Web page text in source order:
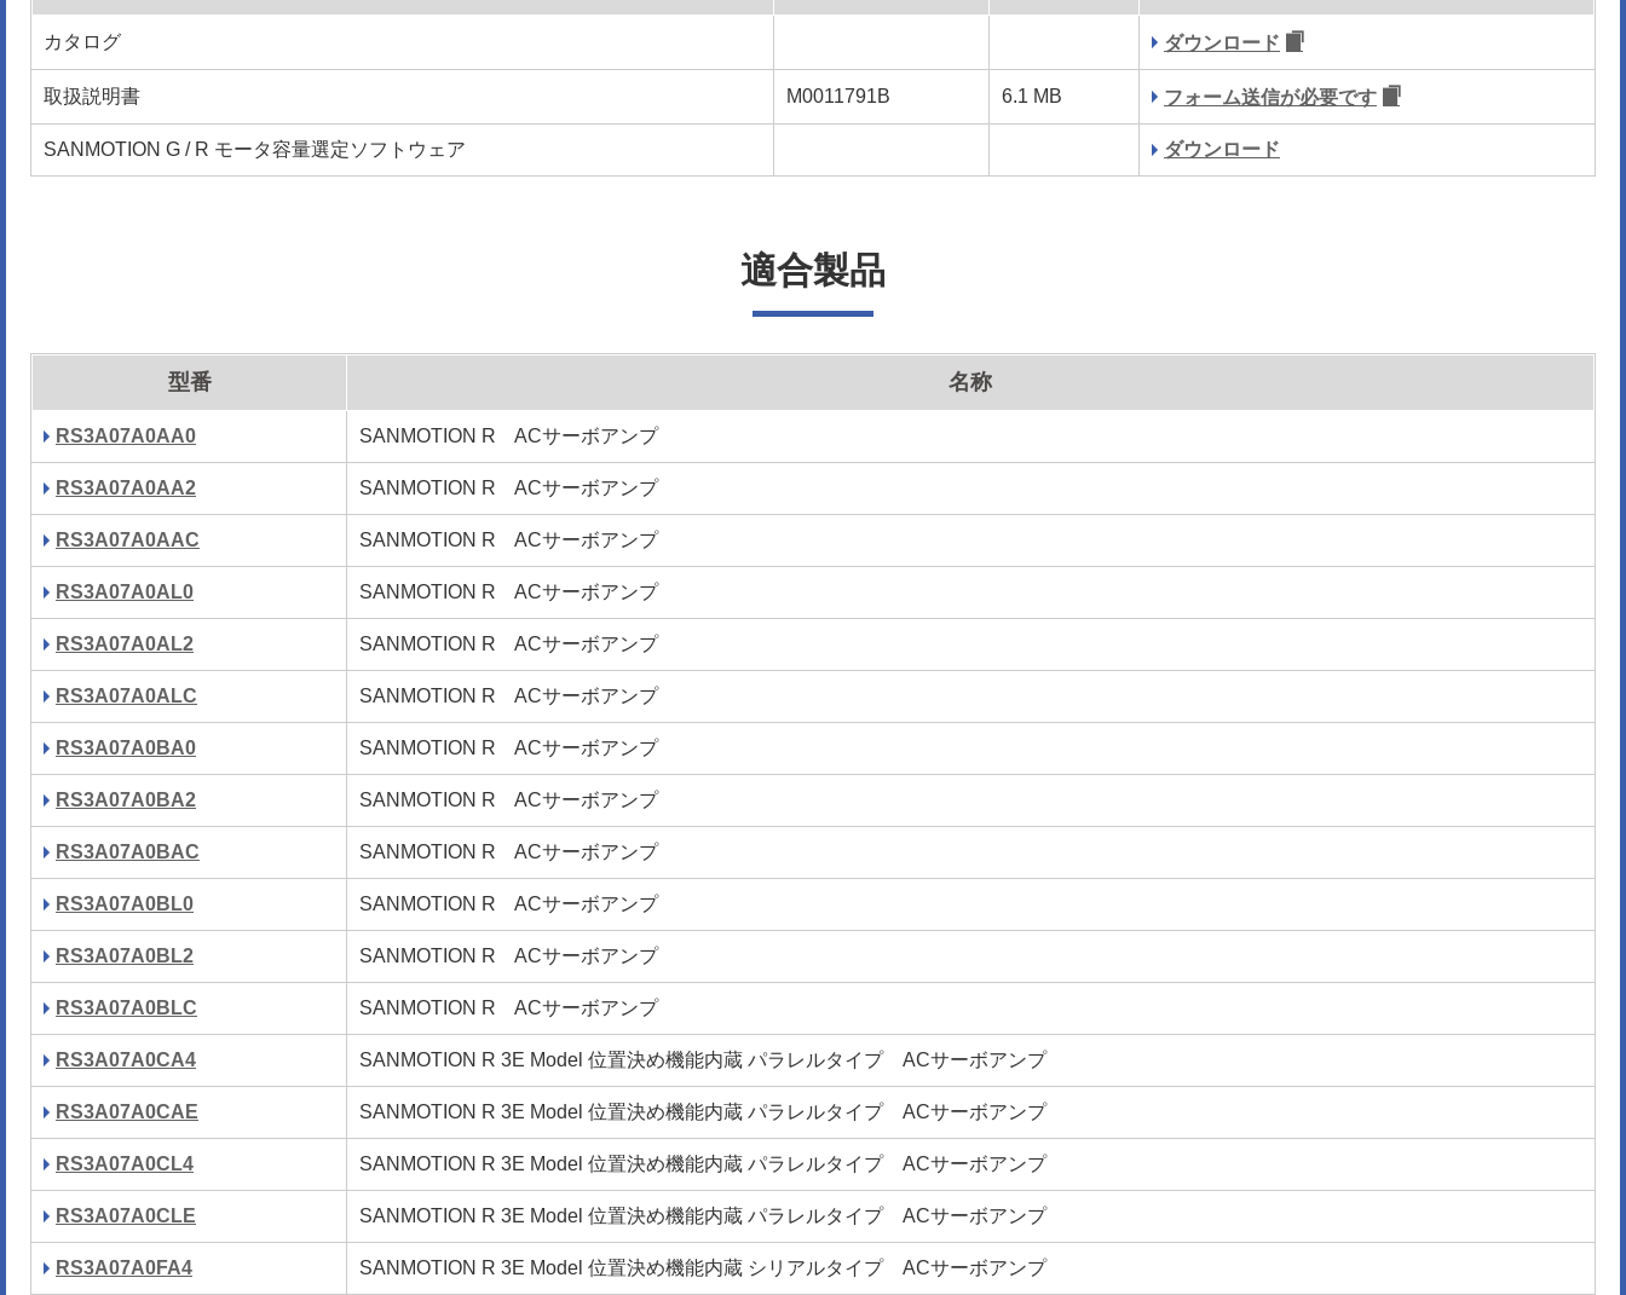
カタログ ダウンロード
取扱説明書 M0011791B 6.1 MB フォーム送信が必要です
SANMOTION G / R モータ容量選定ソフトウェア ダウンロード
適合製品
型番 名称
RS3A07A0AA0 SANMOTION R ACサーボアンプ
RS3A07A0AA2 SANMOTION R ACサーボアンプ
RS3A07A0AAC SANMOTION R ACサーボアンプ
RS3A07A0AL0 SANMOTION R ACサーボアンプ
RS3A07A0AL2 SANMOTION R ACサーボアンプ
RS3A07A0ALC SANMOTION R ACサーボアンプ
RS3A07A0BA0 SANMOTION R ACサーボアンプ
RS3A07A0BA2 SANMOTION R ACサーボアンプ
RS3A07A0BAC SANMOTION R ACサーボアンプ
RS3A07A0BL0 SANMOTION R ACサーボアンプ
RS3A07A0BL2 SANMOTION R ACサーボアンプ
RS3A07A0BLC SANMOTION R ACサーボアンプ
RS3A07A0CA4 SANMOTION R 3E Model 位置決め機能内蔵 パラレルタイプ ACサーボアンプ
RS3A07A0CAE SANMOTION R 3E Model 位置決め機能内蔵 パラレルタイプ ACサーボアンプ
RS3A07A0CL4 SANMOTION R 3E Model 位置決め機能内蔵 パラレルタイプ ACサーボアンプ
RS3A07A0CLE SANMOTION R 3E Model 位置決め機能内蔵 パラレルタイプ ACサーボアンプ
RS3A07A0FA4 SANMOTION R 3E Model 位置決め機能内蔵 シリアルタイプ ACサーボアンプ